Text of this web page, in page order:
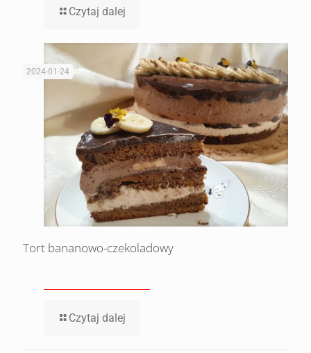
Czytaj dalej
2024-01-24
Tort bananowo-czekoladowy
Czytaj dalej